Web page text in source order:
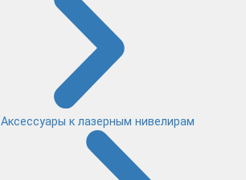
Аксессуары к лазерным нивелирам